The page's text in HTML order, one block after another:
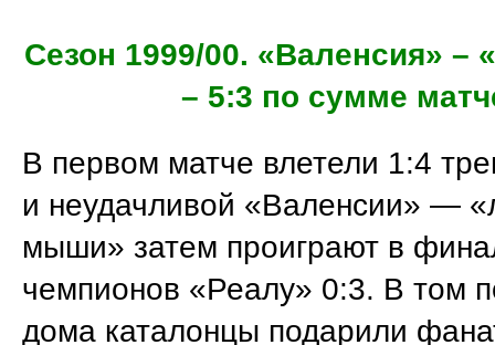
Сезон 1999/00. «Валенсия» –
– 5:3 по сумме
В первом матче влетели 1:4
и неудачливой «Валенсии» —
мыши» затем проиграют в
чемпионов «Реалу» 0:3. В том
дома каталонцы подарили